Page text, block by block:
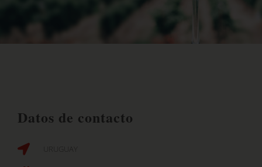
Datos de contacto